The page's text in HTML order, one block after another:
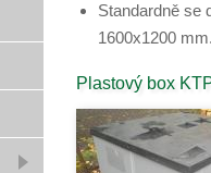
Standardně se
1600x1200 mm.
Plastový box